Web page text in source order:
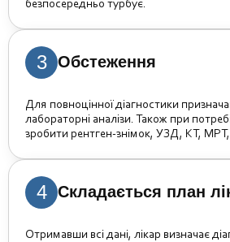
безпосередньо турбує.
3 Обстеження
Для повноцінної діагностики
лабораторні аналізи. Також при
зробити рентген-знімок, УЗД, КТ,
4 Складається план
Отримавши всі дані, лікар визначає